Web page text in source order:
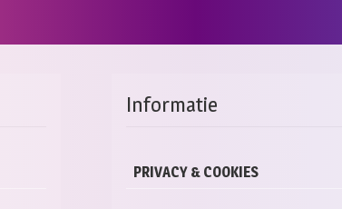
Informatie
PRIVACY & COOKIES